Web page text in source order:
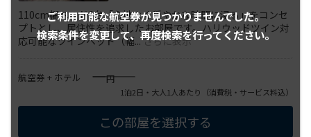
ご利用可能な航空券が見つかりませんでした。
検索条件を変更して、再度検索を行ってください。
110cm幅ベッド2台「心地よく穏やかな時間に浸る」をコンセ
プトとし、居住性を追求したお部屋です。ハリウッドツイン対
応可能なツインベッド（幅...さらに表示
航空券 + ホテル ――――円
1泊2日・大人1人あたり （消費税・サービス料込）